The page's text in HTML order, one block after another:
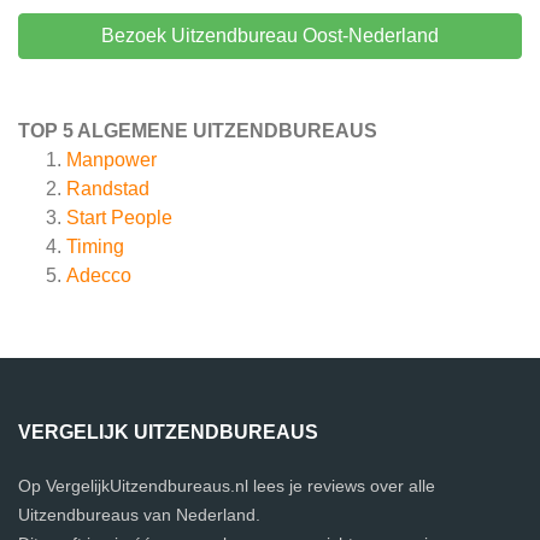
Bezoek Uitzendbureau Oost-Nederland
TOP 5 ALGEMENE UITZENDBUREAUS
Manpower
Randstad
Start People
Timing
Adecco
VERGELIJK UITZENDBUREAUS
Op VergelijkUitzendbureaus.nl lees je reviews over alle
Uitzendbureaus van Nederland.